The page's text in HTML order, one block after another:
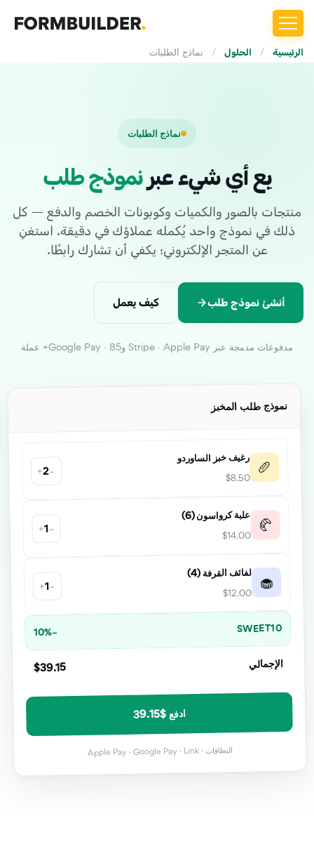
الرئيسية / الحلول / نماذج الطلبات
نماذج الطلبات
بِع أي شيء عبرنموذج طلب
منتجات بالصور والكميات وكوبونات الخصم والدفع — كل
ذلك في نموذج واحد يُكمله عملاؤك في دقيقة. استغنِ
عن المتجر الإلكتروني؛ يكفي أن تشارك رابطًا.
أنشئ نموذج طلب كيف يعمل
مدفوعات مدمجة عبر Stripe · Apple Pay وGoogle Pay · 85+ عملة
نموذج طلب المخبز
🥖 رغيف خبز الساوردو
$8.50
−
2
+
🥐 علبة كرواسون (6)
$14.00
−
1
+
🧁 لفائف القرفة (4)
$12.00
−
1
+
SWEET10
−10%
الإجمالي $39.15
ادفع $39.15
البطاقات ·Apple Pay · Google Pay · Link